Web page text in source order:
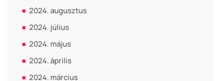
2024. augusztus
2024. július
2024. május
2024. április
2024. március